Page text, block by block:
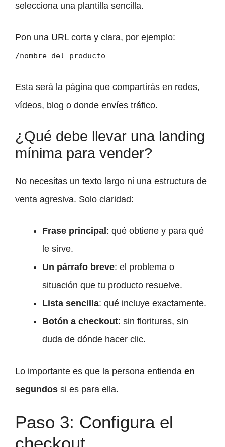
selecciona una plantilla sencilla.
Pon una URL corta y clara, por ejemplo:
/nombre-del-producto
Esta será la página que compartirás en redes,
vídeos, blog o donde envíes tráfico.
¿Qué debe llevar una landing
mínima para vender?
No necesitas un texto largo ni una estructura de
venta agresiva. Solo claridad:
Frase principal : qué obtiene y para qué
le sirve.
Un párrafo breve: el problema o
situación que tu producto resuelve.
Lista sencilla: qué incluye exactamente.
Botón a checkout: sin florituras, sin
duda de dónde hacer clic.
Lo importante es que la persona entienda en
segundos si es para ella.
Paso 3: Configura el